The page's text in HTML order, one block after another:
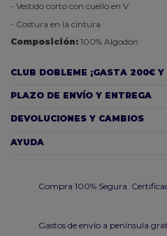
- Vestido corto con cuello en V
- Costura en la cintura
Composición: 100% Algodón
CLUB DOBLEME ¡GASTA 200€ Y
PLAZO DE ENVÍO Y ENTREGA
DEVOLUCIONES Y CAMBIOS
AYUDA
Compra 100% Segura.
Gastos de envío a península